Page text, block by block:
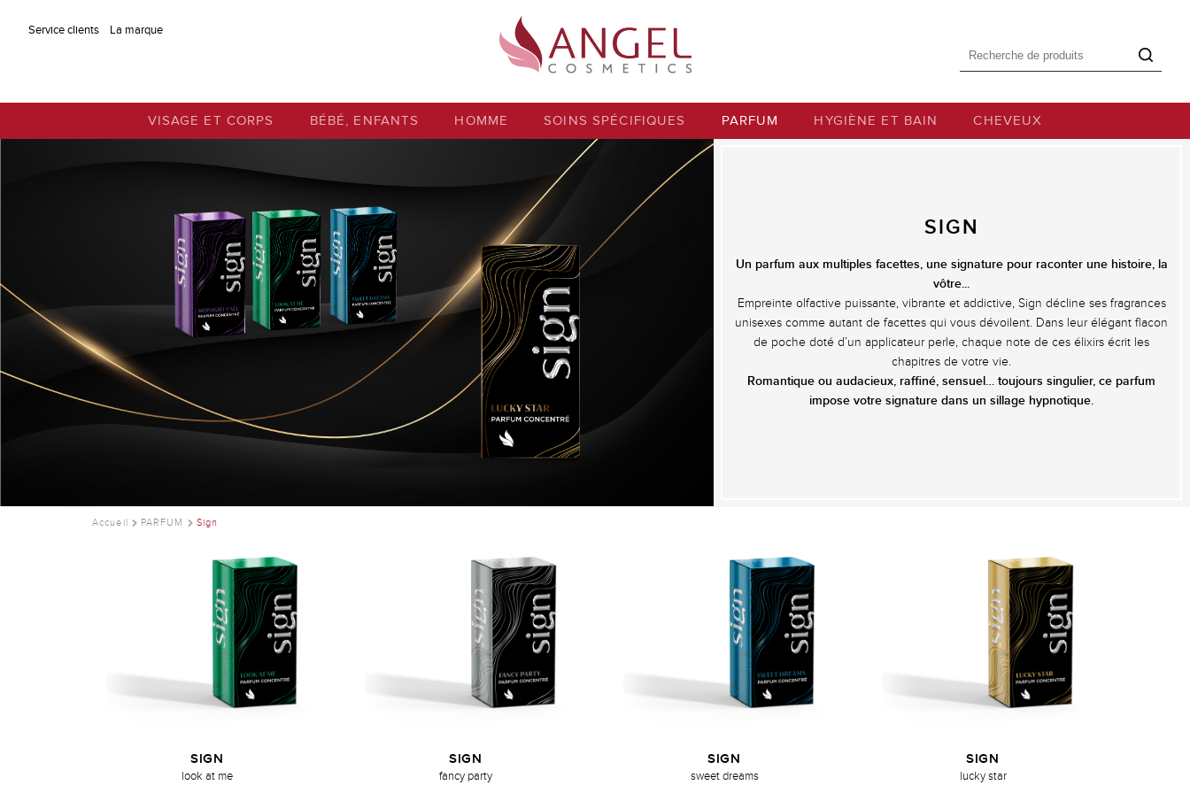
Service clients La marque
Formulaire de
recherche
Rechercher
VISAGE ET CORPS BÉBÉ, ENFANTS HOMME SOINS SPÉCIFIQUES PARFUM HYGIÈNE ET BAIN CHEVEUX
SIGN
Un parfum aux multiples facettes, une signature pour raconter une histoire, la
vôtre...
Empreinte olfactive puissante, vibrante et addictive, Sign décline ses fragrances
unisexes comme autant de facettes qui vous dévoilent. Dans leur élégant flacon
de poche doté d’un applicateur perle, chaque note de ces élixirs écrit les
chapitres de votre vie.
Romantique ou audacieux, raffiné, sensuel… toujours singulier, ce parfum
impose votre signature dans un sillage hypnotique.
Accueil PARFUM Sign
SIGN
look at me
SIGN
fancy party
SIGN
sweet dreams
SIGN
lucky star